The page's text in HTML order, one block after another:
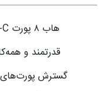
قدرتمند و
گسترش